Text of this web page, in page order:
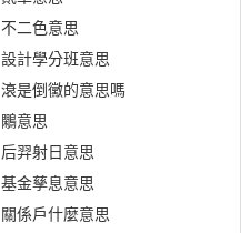
不二色意思
設計學分班意思
滖是倒黴的意思嗎
鷴意思
后羿射日意思
基金孳息意思
關係戶什麼意思